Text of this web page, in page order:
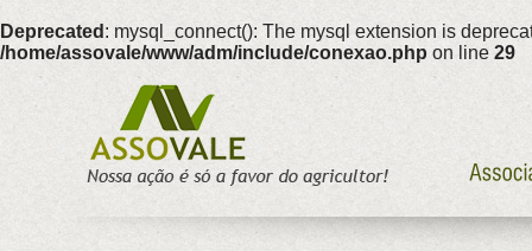
Deprecated : mysql_connect(): The mysql extension is
/home/assovale/www/adm/include/conexao.php on line 29